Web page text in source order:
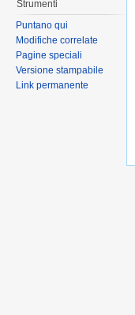
Strumenti
Puntano qui
Modifiche correlate
Pagine speciali
Versione stampabile
Link permanente